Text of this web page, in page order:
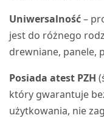
Uniwersalność–
jest do różnego
drewniane, panele,
Posiada atest PZH
który gwarantuje
użytkowania, nie